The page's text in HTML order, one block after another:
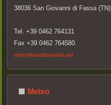
38036 San Giovanni di Fassa (TN)
Tel. +39 0462 764131
Fax +39 0462 764580
info@hoteldolomiti.net
Meteo